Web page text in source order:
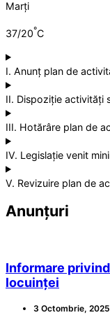
Marți
37/20°C
I. Anunț plan de
II. Dispoziție activități
III. Hotărâre plan de
IV. Legislație venit
V. Revizuire plan de
Anunțuri
Informare
locuinței
3 Octombrie, 2025